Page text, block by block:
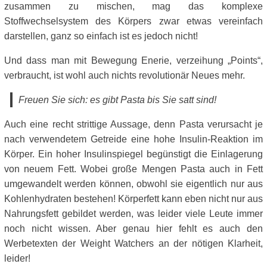
zusammen zu mischen, mag das komplexe
Stoffwechselsystem des Körpers zwar etwas vereinfach
darstellen, ganz so einfach ist es jedoch nicht!
Und dass man mit Bewegung Enerie, verzeihung „Points“,
verbraucht, ist wohl auch nichts revolutionär Neues mehr.
Freuen Sie sich: es gibt Pasta bis Sie satt sind!
Auch eine recht strittige Aussage, denn Pasta verursacht je
nach verwendetem Getreide eine hohe Insulin-Reaktion im
Körper. Ein hoher Insulinspiegel begünstigt die Einlagerung
von neuem Fett. Wobei große Mengen Pasta auch in Fett
umgewandelt werden können, obwohl sie eigentlich nur aus
Kohlenhydraten bestehen! Körperfett kann eben nicht nur aus
Nahrungsfett gebildet werden, was leider viele Leute immer
noch nicht wissen. Aber genau hier fehlt es auch den
Werbetexten der Weight Watchers an der nötigen Klarheit,
leider!